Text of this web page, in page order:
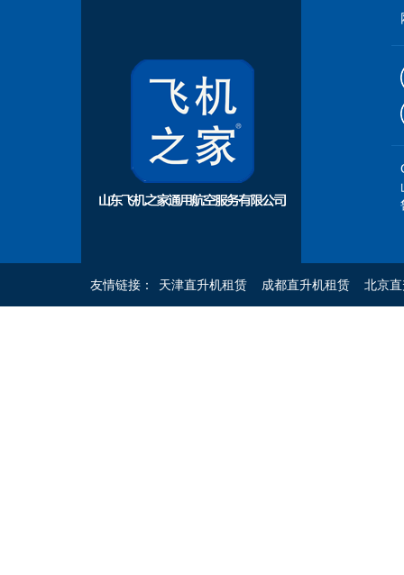
友情链接： 天津直升机租赁 成都直升机租赁 北京